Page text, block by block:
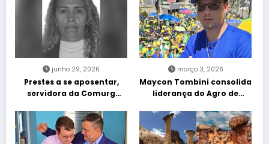
junho 29, 2026
Prestes a se aposentar,
servidora da Comurg
entra em protocolo de
morte encefálica
março 3, 2026
Maycon Tombini consolida
liderança do Agro de
“Acorda Brasil” em Goiânia